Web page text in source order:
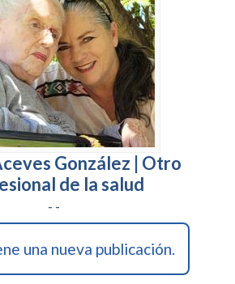
González | Otro
de la salud
- -
una nueva publicación.